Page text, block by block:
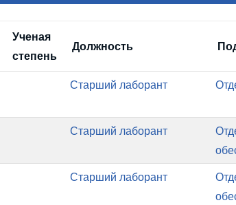
Ученая
степень
Должность
Старший лаборант
Старший лаборант
Старший лаборант